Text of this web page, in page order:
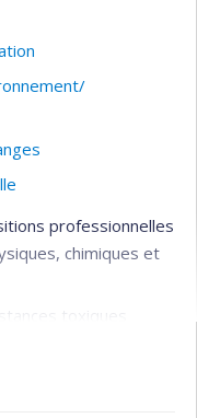
professionnelles
chimiques et
toxiques
et particules